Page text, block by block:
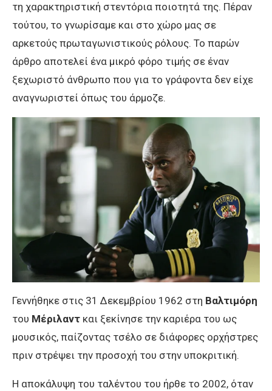
τη χαρακτηριστική στεντόρια ποιοτητά της. Πέραν
τούτου, το γνωρίσαμε και στο χώρο μας σε
αρκετούς πρωταγωνιστικούς ρόλους. Το παρών
άρθρο αποτελεί ένα μικρό φόρο τιμής σε έναν
ξεχωριστό άνθρωπο που για το γράφοντα δεν είχε
αναγνωριστεί όπως του άρμοζε.
Γεννήθηκε στις 31 Δεκεμβρίου 1962 στη Βαλτιμόρη
του Μέριλαντ και ξεκίνησε την καριέρα του ως
μουσικός, παίζοντας τσέλο σε διάφορες ορχήστρες
πριν στρέψει την προσοχή του στην υποκριτική.
Η αποκάλυψη του ταλέντου του ήρθε το 2002, όταν